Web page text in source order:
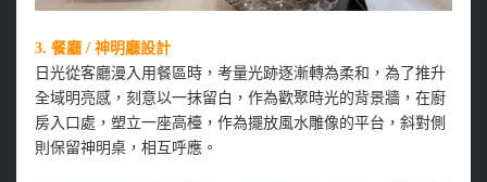
3. 餐廳 / 神明廳設計
日光從客廳漫入用餐區時，考量光跡逐漸轉為柔和，為了推升
全域明亮感，刻意以一抹留白，作為歡聚時光的背景牆，在廚
房入口處，塑立一座高檯，作為擺放風水雕像的平台，斜對側
則保留神明桌，相互呼應。